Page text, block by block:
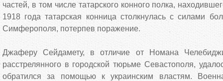
частей, в том числе татарского конного полка,
1918 года татарская конница столкнулась с силами
Симферополя, потерпев поражение.
Джаферу Сейдамету, в отличие от Номана
расстрелянного в городской тюрьме Севастополя,
обратился за помощью к украинским властям.